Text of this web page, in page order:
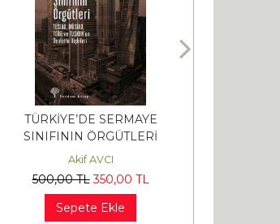
TÜRKİYE’DE SERMAYE
SINIFININ ÖRGÜTLERİ
Akif AVCI
500,00TL 350,00 TL
Sepete Ekle